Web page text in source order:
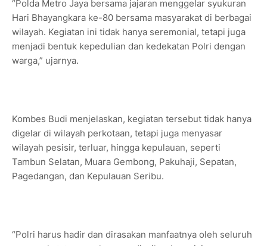
“Polda Metro Jaya bersama jajaran menggelar syukuran
Hari Bhayangkara ke-80 bersama masyarakat di berbagai
wilayah. Kegiatan ini tidak hanya seremonial, tetapi juga
menjadi bentuk kepedulian dan kedekatan Polri dengan
warga,” ujarnya.
Kombes Budi menjelaskan, kegiatan tersebut tidak hanya
digelar di wilayah perkotaan, tetapi juga menyasar
wilayah pesisir, terluar, hingga kepulauan, seperti
Tambun Selatan, Muara Gembong, Pakuhaji, Sepatan,
Pagedangan, dan Kepulauan Seribu.
“Polri harus hadir dan dirasakan manfaatnya oleh seluruh